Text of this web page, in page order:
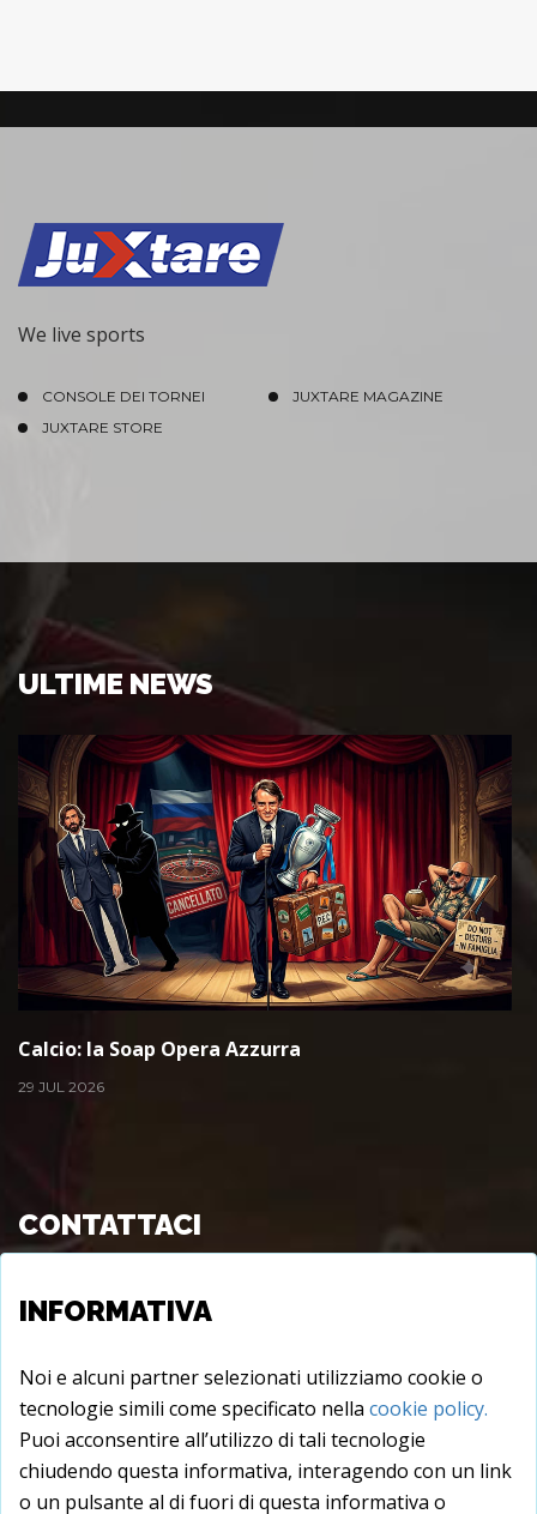
INFORMATIVA
Noi e alcuni partner selezionati utilizziamo cookie o
tecnologie simili come specificato nella cookie policy.
Puoi acconsentire all’utilizzo di tali tecnologie
chiudendo questa informativa, interagendo con un link
o un pulsante al di fuori di questa informativa o
We live sports
CONSOLE DEI TORNEI
JUXTARE MAGAZINE
JUXTARE STORE
ULTIME NEWS
Calcio: la Soap Opera Azzurra
29 JUL 2026
CONTATTACI
info@juxtare.com